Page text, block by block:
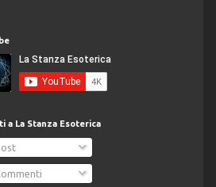
a La Stanza Esoterica